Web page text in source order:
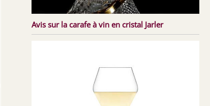
Avis sur la carafe à vin en cristal Jarler